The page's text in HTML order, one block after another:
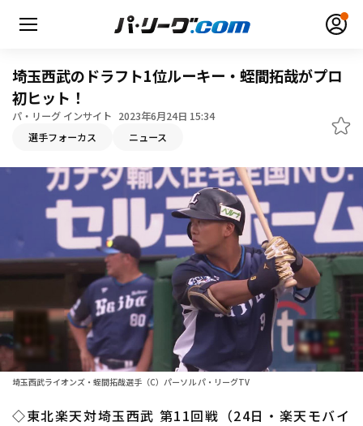
HOME
動画
日程・結果
順位表･成績
1軍公式戦
ファーム東地区
選手名鑑
選手名鑑トップ
北海道日本ハムファイターズ
ニュース
埼玉西武のドラフト1位ルーキー・蛭間拓哉がプロ
初ヒット！
パ・リーグ インサイト 2023年6月24日 15:34
選手フォーカス ニュース
埼玉西武ライオンズ・蛭間拓哉選手（C）パーソル パ・リーグTV
◇東北楽天対埼玉西武 第11回戦（24日・楽天モバイ